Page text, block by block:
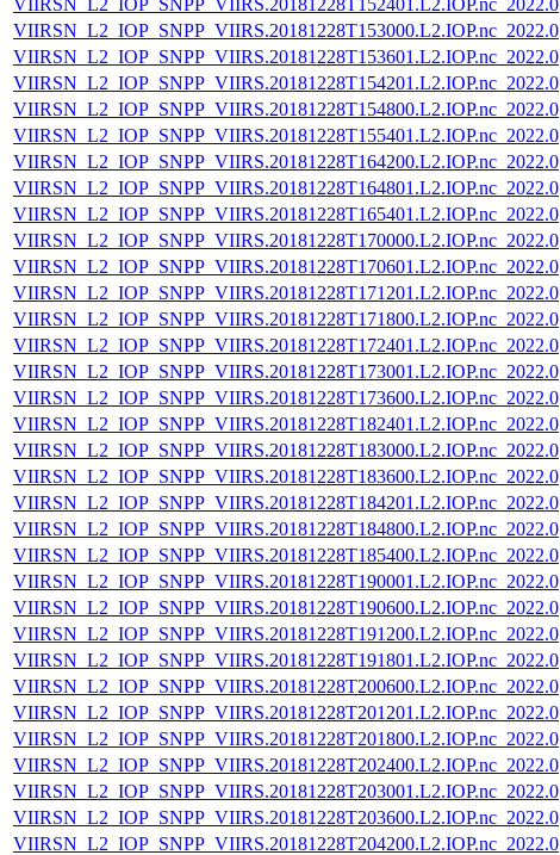
VIIRSN_L2_IOP_SNPP_VIIRS.20181228T153000.L2.IOP.nc_2022.0
VIIRSN_L2_IOP_SNPP_VIIRS.20181228T153601.L2.IOP.nc_2022.0
VIIRSN_L2_IOP_SNPP_VIIRS.20181228T154201.L2.IOP.nc_2022.0
VIIRSN_L2_IOP_SNPP_VIIRS.20181228T154800.L2.IOP.nc_2022.0
VIIRSN_L2_IOP_SNPP_VIIRS.20181228T155401.L2.IOP.nc_2022.0
VIIRSN_L2_IOP_SNPP_VIIRS.20181228T164200.L2.IOP.nc_2022.0
VIIRSN_L2_IOP_SNPP_VIIRS.20181228T164801.L2.IOP.nc_2022.0
VIIRSN_L2_IOP_SNPP_VIIRS.20181228T165401.L2.IOP.nc_2022.0
VIIRSN_L2_IOP_SNPP_VIIRS.20181228T170000.L2.IOP.nc_2022.0
VIIRSN_L2_IOP_SNPP_VIIRS.20181228T170601.L2.IOP.nc_2022.0
VIIRSN_L2_IOP_SNPP_VIIRS.20181228T171201.L2.IOP.nc_2022.0
VIIRSN_L2_IOP_SNPP_VIIRS.20181228T171800.L2.IOP.nc_2022.0
VIIRSN_L2_IOP_SNPP_VIIRS.20181228T172401.L2.IOP.nc_2022.0
VIIRSN_L2_IOP_SNPP_VIIRS.20181228T173001.L2.IOP.nc_2022.0
VIIRSN_L2_IOP_SNPP_VIIRS.20181228T173600.L2.IOP.nc_2022.0
VIIRSN_L2_IOP_SNPP_VIIRS.20181228T182401.L2.IOP.nc_2022.0
VIIRSN_L2_IOP_SNPP_VIIRS.20181228T183000.L2.IOP.nc_2022.0
VIIRSN_L2_IOP_SNPP_VIIRS.20181228T183600.L2.IOP.nc_2022.0
VIIRSN_L2_IOP_SNPP_VIIRS.20181228T184201.L2.IOP.nc_2022.0
VIIRSN_L2_IOP_SNPP_VIIRS.20181228T184800.L2.IOP.nc_2022.0
VIIRSN_L2_IOP_SNPP_VIIRS.20181228T185400.L2.IOP.nc_2022.0
VIIRSN_L2_IOP_SNPP_VIIRS.20181228T190001.L2.IOP.nc_2022.0
VIIRSN_L2_IOP_SNPP_VIIRS.20181228T190600.L2.IOP.nc_2022.0
VIIRSN_L2_IOP_SNPP_VIIRS.20181228T191200.L2.IOP.nc_2022.0
VIIRSN_L2_IOP_SNPP_VIIRS.20181228T191801.L2.IOP.nc_2022.0
VIIRSN_L2_IOP_SNPP_VIIRS.20181228T200600.L2.IOP.nc_2022.0
VIIRSN_L2_IOP_SNPP_VIIRS.20181228T201201.L2.IOP.nc_2022.0
VIIRSN_L2_IOP_SNPP_VIIRS.20181228T201800.L2.IOP.nc_2022.0
VIIRSN_L2_IOP_SNPP_VIIRS.20181228T202400.L2.IOP.nc_2022.0
VIIRSN_L2_IOP_SNPP_VIIRS.20181228T203001.L2.IOP.nc_2022.0
VIIRSN_L2_IOP_SNPP_VIIRS.20181228T203600.L2.IOP.nc_2022.0
VIIRSN_L2_IOP_SNPP_VIIRS.20181228T204200.L2.IOP.nc_2022.0